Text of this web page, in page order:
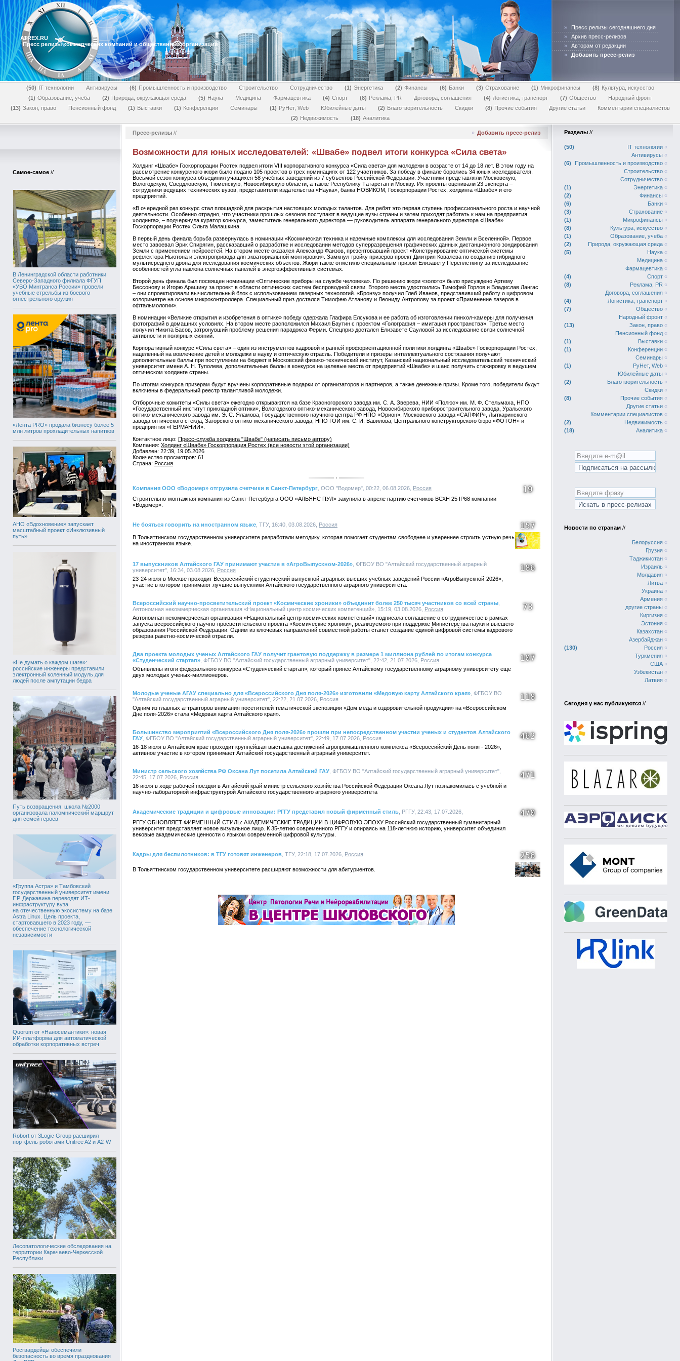
ATREX.RU
Пресс релизы коммерческих компаний и общественных организаций
»
Пресс релизы сегодняшнего дня
»
Архив пресс-релизов
»
Авторам от редакции
»
Добавить пресс-релиз
50 IT технологии Антивирусы 6 Промышленность и производство Строительство Сотрудничество 1 Энергетика 2 Финансы 6 Банки 3 Страхование 1 Микрофинансы 8
Культура, искусство
1
Образование, учеба 2 Природа, окружающая среда 5 Наука Медицина Фармацевтика 4 Спорт 8 Реклама, PR Договора, соглашения 4 Логистика, транспорт 7 Общество
Народный фронт
13
Закон, право Пенсионный фонд 1 Выставки 1 Конференции Семинары 1 РуНет, Web Юбилейные даты 2 Благотворительность Скидки 8 Прочие события Другие статьи
Комментарии специалистов
2
Недвижимость 18 Аналитика
Самое-самое //
В Ленинградской области работники
Северо-Западного филиала ФГУП
«УВО Минтранса России» провели
учебные стрельбы из боевого
огнестрельного оружия
«Лента PRO» продала бизнесу более 5
млн литров прохладительных напитков
АНО «Вдохновение» запускает
масштабный проект «Инклюзивный
путь»
«Не думать о каждом шаге»:
российские инженеры представили
электронный коленный модуль для
людей после ампутации бедра
Путь возвращения: школа №2000
организовала паломнический маршрут
для семей героев
«Группа Астра» и Тамбовский
государственный университет имени
Г.Р. Державина переводят ИТ-
инфраструктуру вуза
на отечественную экосистему на базе
Astra Linux. Цель проекта,
стартовавшего в 2023 году, —
обеспечение технологической
независимости
Quorum от «Наносемантики»: новая
ИИ-платформа для автоматической
обработки корпоративных встреч
Robort от 3Logic Group расширил
портфель роботами Unitree A2 и A2-W
Лесопатологические обследования на
территории Карачаево-Черкесской
Республики
Росгвардейцы обеспечили
безопасность во время празднования
Пресс-релизы // » Добавить пресс-релиз
Возможности для юных исследователей: «Швабе» подвел итоги конкурса «Сила света»
Холдинг «Швабе» Госкорпорации Ростех подвел итоги VIII корпоративного конкурса «Сила света» для молодежи в возрасте от 14 до 18 лет. В этом году на
рассмотрение конкурсного жюри было подано 105 проектов в трех номинациях от 122 участников. За победу в финале боролись 34 юных исследователя.
Восьмой сезон конкурса объединил учащихся 58 учебных заведений из 7 субъектов Российской Федерации. Участники представляли Московскую,
Вологодскую, Свердловскую, Тюменскую, Новосибирскую области, а также Республику Татарстан и Москву. Их проекты оценивали 23 эксперта –
сотрудники ведущих технических вузов, представители издательства «Наука», банка НОВИКОМ, Госкорпорации Ростех, холдинга «Швабе» и его
предприятий.
«В очередной раз конкурс стал площадкой для раскрытия настоящих молодых талантов. Для ребят это первая ступень профессионального роста и научной
деятельности. Особенно отрадно, что участники прошлых сезонов поступают в ведущие вузы страны и затем приходят работать к нам на предприятия
холдинга», – подчеркнула куратор конкурса, заместитель генерального директора — руководитель аппарата генерального директора «Швабе»
Госкорпорации Ростех Ольга Малашкина.
В первый день финала борьба развернулась в номинации «Космическая техника и наземные комплексы для исследования Земли и Вселенной». Первое
место завоевал Эрик Спирягин, рассказавший о разработке и исследовании методов суперразрешения графических данных дистанционного зондирования
Земли с применением нейросетей. На втором месте оказался Александр Фаизов, презентовавший проект «Конструирование оптической системы
рефлектора Ньютона и электропривода для экваториальной монтировки». Замкнул тройку призеров проект Дмитрия Ковалева по созданию гибридного
мультисреднего дрона для исследования космических объектов. Жюри также отметило специальным призом Елизавету Переплеткину за исследование
особенностей угла наклона солнечных панелей в энергоэффективных системах.
Второй день финала был посвящен номинации «Оптические приборы на службе человека». По решению жюри «золото» было присуждено Артему
Бессонову и Игорю Арашину за проект в области оптических систем беспроводной связи. Второго места удостоились Тимофей Горлов и Владислав Лангас
– они спроектировали вычислительный блок с использованием лазерных технологий. «Бронзу» получил Глеб Иванов, представивший работу о цифровом
колориметре на основе микроконтроллера. Специальный приз достался Тимофею Атланову и Леониду Антропову за проект «Применение лазеров в
офтальмологии».
В номинации «Великие открытия и изобретения в оптике» победу одержала Глафира Елсукова и ее работа об изготовлении пинхол-камеры для получения
фотографий в домашних условиях. На втором месте расположился Михаил Баутин с проектом «Голография – имитация пространства». Третье место
получил Никита Басов, затронувший проблему решения парадокса Ферми. Спецприз достался Елизавете Сауловой за исследование связи солнечной
активности и полярных сияний.
Корпоративный конкурс «Сила света» – один из инструментов кадровой и ранней профориентационной политики холдинга «Швабе» Госкорпорации Ростех,
нацеленный на вовлечение детей и молодежи в науку и оптическую отрасль. Победители и призеры интеллектуального состязания получают
дополнительные баллы при поступлении на бюджет в Московский физико-технический институт, Казанский национальный исследовательский технический
университет имени А. Н. Туполева, дополнительные баллы в конкурсе на целевые места от предприятий «Швабе» и шанс получить стажировку в ведущем
оптическом холдинге страны.
По итогам конкурса призерам будут вручены корпоративные подарки от организаторов и партнеров, а также денежные призы. Кроме того, победители будут
включены в федеральный реестр талантливой молодежи.
Отборочные комитеты «Силы света» ежегодно открываются на базе Красногорского завода им. С. А. Зверева, НИИ «Полюс» им. М. Ф. Стельмаха, НПО
«Государственный институт прикладной оптики», Вологодского оптико-механического завода, Новосибирского приборостроительного завода, Уральского
оптико-механического завода им. Э. С. Яламова, Государственного научного центра РФ НПО «Орион», Московского завода «САПФИР», Лыткаринского
завода оптического стекла, Загорского оптико-механического завода, НПО ГОИ им. С. И. Вавилова, Центрального конструкторского бюро «ФОТОН» и
предприятия «ГЕРМАНИЙ».
Контактное лицо: Пресс-служба холдинга "Швабе" (написать письмо автору)
Компания: Холдинг «Швабе» Госкорпорация Ростех (все новости этой организации)
Добавлен: 22:39, 19.05.2026
Количество просмотров: 61
Страна: Россия
Компания ООО «Водомер» отгрузила счетчики в Санкт-Петербург , ООО "Водомер", 00:22, 06.08.2026, Россия 19
Строительно-монтажная компания из Санкт-Петербурга ООО «АЛЬЯНС ПУЛ» закупила в апреле партию счетчиков ВСХН 25 IP68 компании
«Водомер».
Не бояться говорить на иностранном языке , ТГУ, 16:40, 03.08.2026, Россия 157
В Тольяттинском государственном университете разработали методику, которая помогает студентам свободнее и увереннее строить устную речь
на иностранном языке.
17 выпускников Алтайского ГАУ принимают участие в «АгроВыпускном-2026» , ФГБОУ ВО "Алтайский государственный аграрный
университет", 16:34, 03.08.2026, Россия 186
23-24 июля в Москве проходит Всероссийский студенческий выпускной аграрных высших учебных заведений России «АгроВыпускной-2026»,
участие в котором принимают лучшие выпускники Алтайского государственного аграрного университета.
Всероссийский научно-просветительский проект «Космические хроники» объединит более 250 тысяч участников со всей страны
Автономная некоммерческая организация «Национальный центр космических компетенций», 15:19, 03.08.2026, Россия 73
Автономная некоммерческая организация «Национальный центр космических компетенций» подписала соглашение о сотрудничестве в рамках
запуска всероссийского научно-просветительского проекта «Космические хроники», реализуемого при поддержке Министерства науки и высшего
образования Российской Федерации. Одним из ключевых направлений совместной работы станет создание единой цифровой системы кадрового
резерва ракетно-космической отрасли.
Два проекта молодых ученых Алтайского ГАУ получит грантовую поддержку в размере 1 миллиона рублей по итогам конкурса
«Студенческий стартап» , ФГБОУ ВО "Алтайский государственный аграрный университет", 22:42, 21.07.2026, Россия 107
Объявлены итоги федерального конкурса «Студенческий стартап», который принес Алтайскому государственному аграрному университету еще
двух молодых ученых-миллионеров.
Молодые ученые АГАУ специально для «Всероссийского Дня поля-2026» изготовили «Медовую карту Алтайского края» , ФГБОУ ВО
"Алтайский государственный аграрный университет", 22:22, 21.07.2026, Россия 118
Одним из главных аттракторов внимания посетителей тематической экспозиции «Дом мёда и оздоровительной продукции» на «Всероссийском
Дне поля-2026» стала «Медовая карта Алтайского края».
Большинство мероприятий «Всероссийского Дня поля-2026» прошли при непосредственном участии ученых и студентов Алтайского
ГАУ , ФГБОУ ВО "Алтайский государственный аграрный университет", 22:49, 17.07.2026, Россия 462
16-18 июля в Алтайском крае проходит крупнейшая выставка достижений агропромышленного комплекса «Всероссийский День поля - 2026»,
активное участие в котором принимает Алтайский государственный аграрный университет.
Министр сельского хозяйства РФ Оксана Лут посетила Алтайский ГАУ , ФГБОУ ВО "Алтайский государственный аграрный университет",
22:45, 17.07.2026, Россия 471
16 июля в ходе рабочей поездки в Алтайский край министр сельского хозяйства Российской Федерации Оксана Лут познакомилась с учебной и
научно-лабораторной инфраструктурой Алтайского государственного аграрного университета
Академические традиции и цифровые инновации: РГГУ представил новый фирменный стиль , РГГУ, 22:43, 17.07.2026, 470
РГГУ ОБНОВЛЯЕТ ФИРМЕННЫЙ СТИЛЬ: АКАДЕМИЧЕСКИЕ ТРАДИЦИИ В ЦИФРОВУЮ ЭПОХУ Российский государственный гуманитарный
университет представляет новое визуальное лицо. К 35-летию современного РГГУ и опираясь на 118-летнюю историю, университет объединил
вековые академические ценности с языком современной цифровой культуры.
Кадры для беспилотников: в ТГУ готовят инженеров , ТГУ, 22:18, 17.07.2026, Россия 256
В Тольяттинском государственном университете расширяют возможности для абитуриентов.
Разделы //
50 IT технологии «
Антивирусы «
6
Промышленность и производство «
Строительство «
Сотрудничество «
1
Энергетика «
2
Финансы «
6
Банки «
3
Страхование «
1
Микрофинансы «
8
Культура, искусство «
1
Образование, учеба «
2
Природа, окружающая среда «
5
Наука «
Медицина «
Фармацевтика «
4
Спорт «
8
Реклама, PR «
Договора, соглашения «
4
Логистика, транспорт «
7
Общество «
Народный фронт «
13
Закон, право «
Пенсионный фонд «
1
Выставки «
1
Конференции «
Семинары «
1
РуНет, Web «
Юбилейные даты «
2
Благотворительность «
Скидки «
8
Прочие события «
Другие статьи «
Комментарии специалистов «
2
Недвижимость «
18
Аналитика «
Новости по странам //
Белоруссия «
Грузия «
Таджикистан «
Израиль «
Молдавия «
Литва «
Украина «
Армения «
другие страны «
Киргизия «
Эстония «
Казахстан «
Азербайджан «
130
Россия «
Туркмения «
США «
Узбекистан «
Латвия «
Сегодня у нас публикуются //